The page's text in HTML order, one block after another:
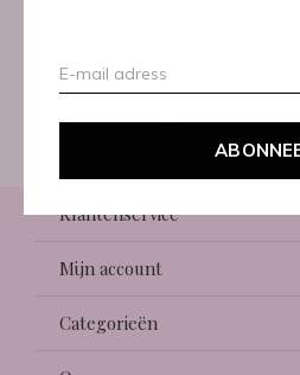
Klantenservice
Mijn account
Categorieën